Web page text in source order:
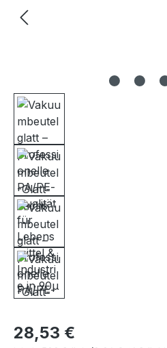
Regulärer Preis:
28,53 €